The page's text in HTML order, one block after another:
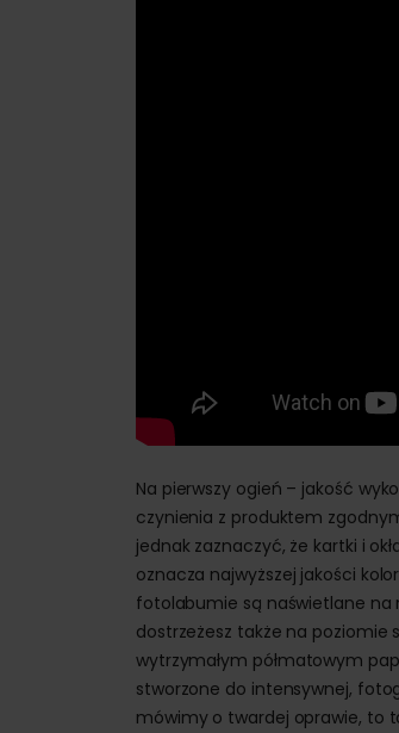
Na pierwszy ogień – jakość
czynienia z produktem
jednak zaznaczyć, że kartki i
oznacza najwyższej jakości
fotolabumie są naświetlane na
dostrzeżesz także na
wytrzymałym półmatowym
stworzone do intensywnej,
mówimy o twardej oprawie, to